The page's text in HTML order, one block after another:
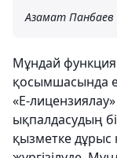
Азамат Панбаев
Мұндай
қосымшасында
«Е-
ықпалдасудың
қызметке